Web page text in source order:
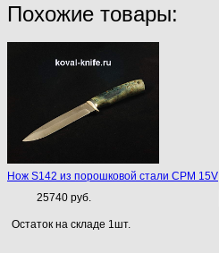
Похожие товары:
Нож S142 из порошковой стали CPM 15V
25740 руб.
Остаток на складе 1шт.